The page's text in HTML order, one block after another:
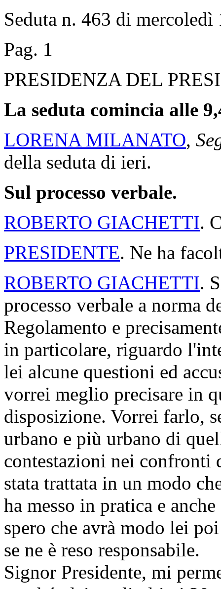
Seduta n. 463 di mercoledì
Pag. 1
PRESIDENZA DEL
La seduta comincia alle
LORENA MILANATO,
della seduta di ieri.
Sul processo verbale.
ROBERTO GIACHETTI.
PRESIDENTE. Ne ha
ROBERTO GIACHETTI.
processo verbale a norma
Regolamento e
in particolare, riguardo
lei alcune questioni ed
vorrei meglio precisare in
disposizione. Vorrei farlo,
urbano e più urbano di
contestazioni nei confronti
stata trattata in un modo
ha messo in pratica e
spero che avrà modo lei
se ne è reso responsabile.
Signor Presidente, mi